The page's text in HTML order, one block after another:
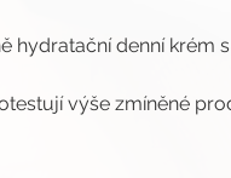
hydratační denní
výše zmíněné